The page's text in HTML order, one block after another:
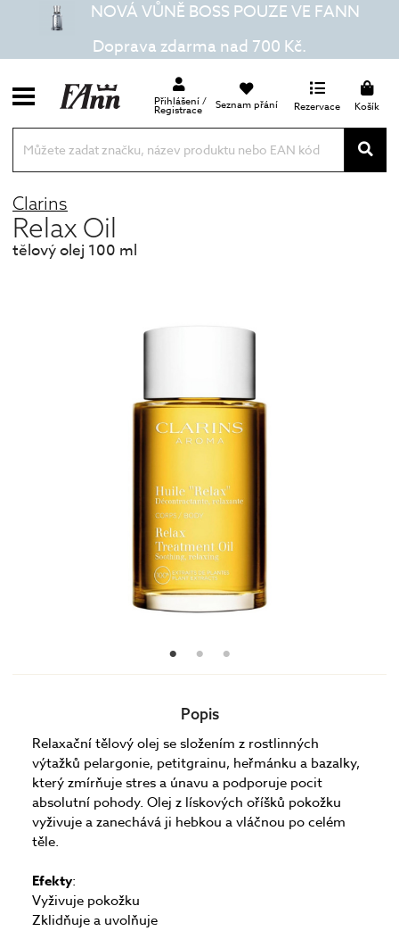
NOVÁ VŮNĚ BOSS POUZE VE FANN
Doprava zdarma nad 700 Kč.
Přihlášení /
Registrace Seznam přání Rezervace Košík
Clarins
Relax Oil
tělový olej 100 ml
Popis
Relaxační tělový olej se složením z rostlinných
výtažků pelargonie, petitgrainu, heřmánku a bazalky,
který zmírňuje stres a únavu a podporuje pocit
absolutní pohody. Olej z lískových oříšků pokožku
vyživuje a zanechává ji hebkou a vláčnou po celém
těle.
Efekty:
Vyživuje pokožku
Zklidňuje a uvolňuje